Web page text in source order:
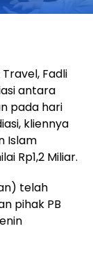
Travel, Fadli
antara
pada hari
kliennya
Islam
Rp1,2 Miliar.
telah
pihak PB